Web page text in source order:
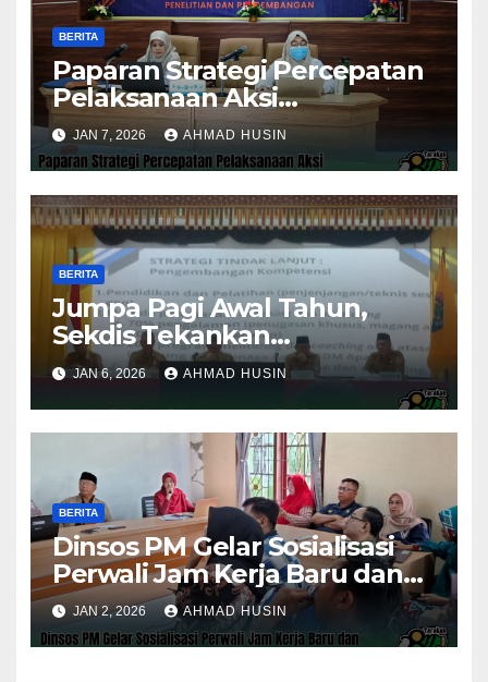
BERITA
Paparan Strategi Percepatan
Pelaksanaan Aksi
Konvergensi Penurunan
Stunting 2025
JAN 7, 2026 AHMAD HUSIN
BERITA
Jumpa Pagi Awal Tahun,
Sekdis Tekankan
Pengawasan Aset dan
Evaluasi Kinerja
Pemerintahan
JAN 6, 2026 AHMAD HUSIN
BERITA
Dinsos PM Gelar Sosialisasi
Perwali Jam Kerja Baru dan
Kinerja Tahun 2026
JAN 2, 2026 AHMAD HUSIN